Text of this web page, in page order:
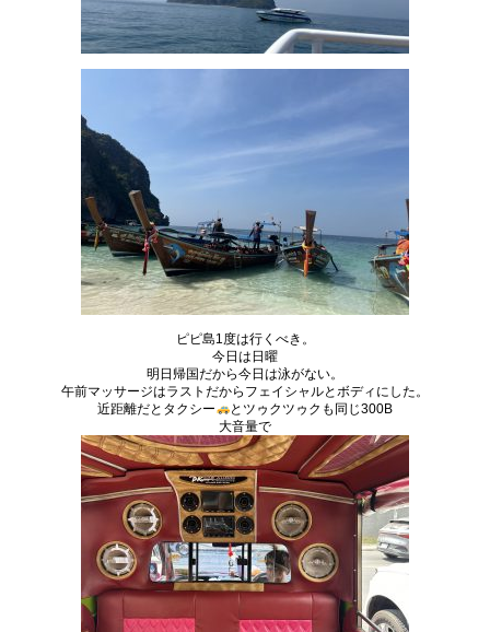
ピピ島1度は行くべき。
今日は日曜
明日帰国だから今日は泳がない。
午前マッサージはラストだからフェイシャルとボディにした。
近距離だとタクシー
とツゥクツゥクも同じ300B
大音量で